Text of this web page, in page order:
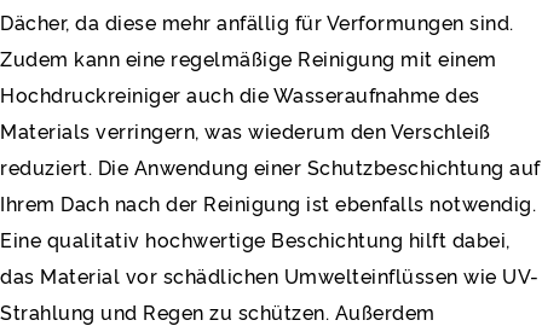
Dächer, da diese mehr anfällig für Verformungen sind.
Zudem kann eine regelmäßige Reinigung mit einem
Hochdruckreiniger auch die Wasseraufnahme des
Materials verringern, was wiederum den Verschleiß
reduziert. Die Anwendung einer Schutzbeschichtung auf
Ihrem Dach nach der Reinigung ist ebenfalls notwendig.
Eine qualitativ hochwertige Beschichtung hilft dabei,
das Material vor schädlichen Umwelteinflüssen wie UV-
Strahlung und Regen zu schützen. Außerdem